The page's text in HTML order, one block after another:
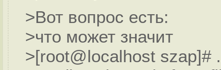
>Вот вопрос есть:
>что может значит
>[root@localhost szap]#